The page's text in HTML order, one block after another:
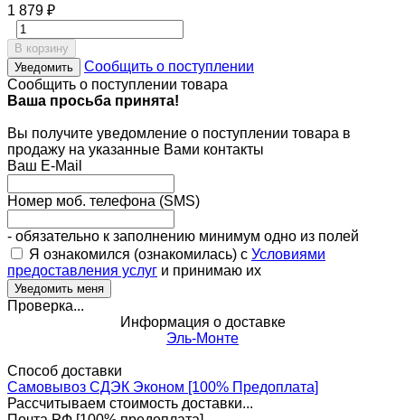
1 879 ₽
В корзину
Уведомить
Сообщить о поступлении
Сообщить о поступлении товара
Ваша просьба принята!
Вы получите уведомление о поступлении товара в
продажу на указанные Вами контакты
Ваш E-Mail
Номер моб. телефона (SMS)
- обязательно к заполнению минимум одно из полей
Я ознакомился (ознакомилась) с Условиями
предоставления услуг и принимаю их
Проверка...
Информация о доставке
Эль-Монте
Способ доставки
Самовывоз СДЭК Эконом [100% Предоплата]
Рассчитываем стоимость доставки...